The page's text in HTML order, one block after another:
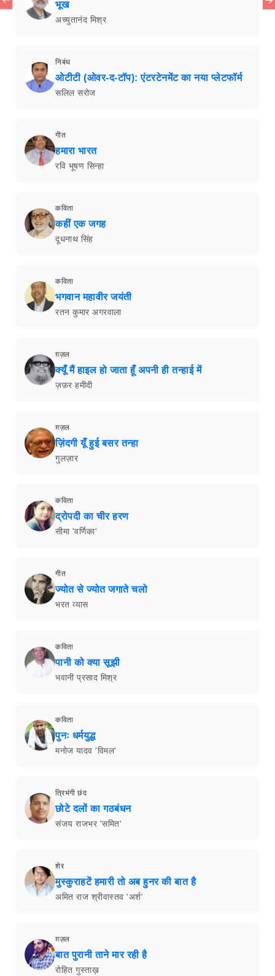
भूख
अच्युतानंद मिश्र
निबंध
ओटीटी (ओवर-द-टॉप): एंटरटेनमेंट का नया प्लेटफॉर्म
सलिल सरोज
गीत
हमारा भारत
रवि भूषण सिन्हा
कविता
कहीं एक जगह
दूधनाथ सिंह
कविता
भगवान महावीर जयंती
रतन कुमार अगरवाला
ग़ज़ल
क्यूँ मैं हाइल हो जाता हूँ अपनी ही तन्हाई में
ज़फ़र हमीदी
ग़ज़ल
ज़िंदगी यूँ हुई बसर तन्हा
गुलज़ार
कविता
द्रोपदी का चीर हरण
सीमा 'वर्णिका'
गीत
ज्योत से ज्योत जगाते चलो
भरत व्यास
कविता
पानी को क्या सूझी
भवानी प्रसाद मिश्र
कविता
पुनः धर्मयुद्ध
मनोज यादव 'विमल'
त्रिभंगी छंद
छोटे दलों का गठबंधन
संजय राजभर 'समित'
शेर
मुस्कुराहटें हमारी तो अब हुनर की बात है
अमित राज श्रीवास्तव 'अर्श'
ग़ज़ल
बात पुरानी ताने मार रही है
रोहित गुस्ताख़